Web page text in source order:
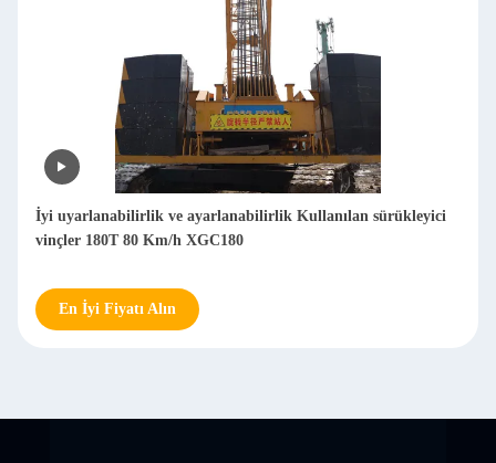
İyi uyarlanabilirlik ve ayarlanabilirlik Kullanılan sürükleyici
vinçler 180T 80 Km/h XGC180
En İyi Fiyatı Alın